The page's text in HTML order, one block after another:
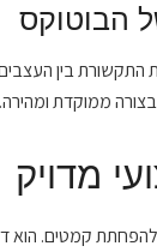
הבוטוקס
התקשורת בין
ממוקדת ומהירה.
מדויק
להפחתת קמטים. הוא